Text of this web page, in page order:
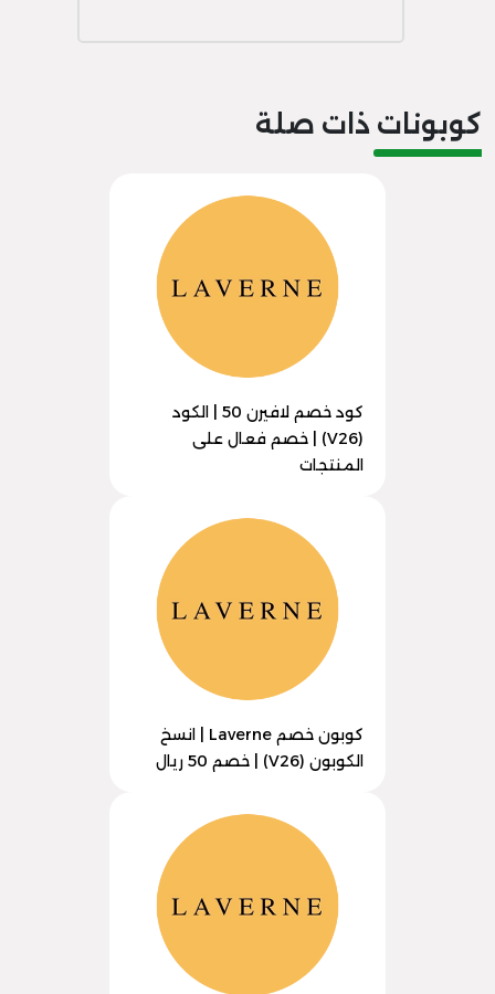
كوبونات ذات صلة
كود خصم لافيرن 50 | الكود
(V26) | خصم فعال على
المنتجات
كوبون خصم Laverne | انسخ
الكوبون (V26) | خصم 50 ريال